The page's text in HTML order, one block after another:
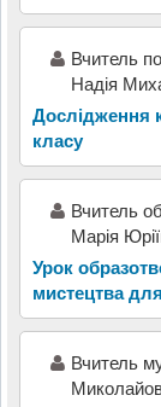
Вчитель
Надія
Дослідження
класу
Вчитель
Марія
Урок
мистецтва
Вчитель